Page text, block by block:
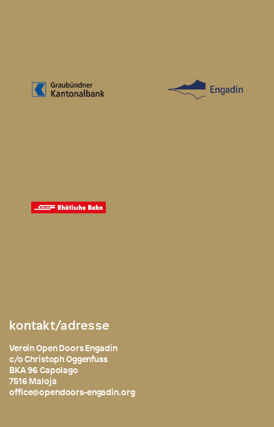
kontakt/adresse
Verein Open Doors Engadin
c/o Christoph Oggenfuss
BKA 96 Capolago
7516 Maloja
office@opendoors-engadin.org